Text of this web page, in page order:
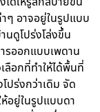
ๆ อาจอยู่ในรูปแบบ
ดูโปร่งโล่งขึ้น
รออกแบบเพดาน
ลือกที่ทำให้ได้พื้นที่
ปร่งกว่าเดิม จัด
อยู่ในรูปแบบดา